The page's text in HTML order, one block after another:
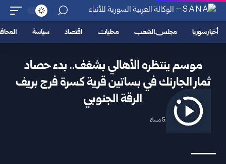
أخبار سوريا مجلس الشعب محليات اقتصاد سياسة
موسم ينتظره الأهالي بشغف.. بدء حصاد
ثمار الجارنك في بساتين قرية كسرة فرج بريف
الرقة الجنوبي
2026/04/24 5:40 مساءً